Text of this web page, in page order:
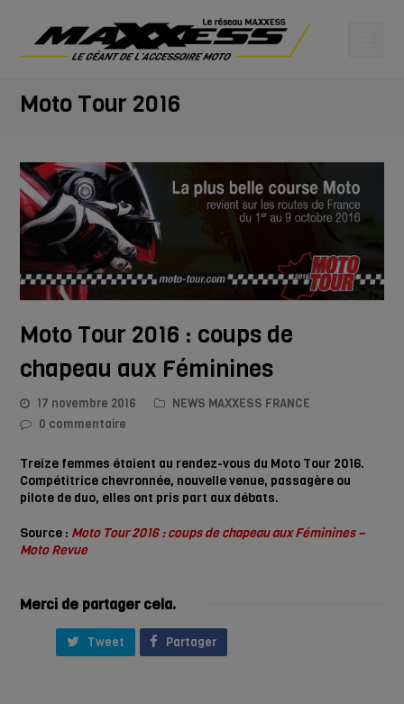
Moto Tour 2016
Moto Tour 2016 : coups de
chapeau aux Féminines
17 novembre 2016
NEWS MAXXESS FRANCE
0 commentaire
Treize femmes étaient au rendez-vous du Moto Tour 2016.
Compétitrice chevronnée, nouvelle venue, passagère ou
pilote de duo, elles ont pris part aux débats.
Source : Moto Tour 2016 : coups de chapeau aux Féminines –
Moto Revue
Merci de partager cela.
Tweet Partager